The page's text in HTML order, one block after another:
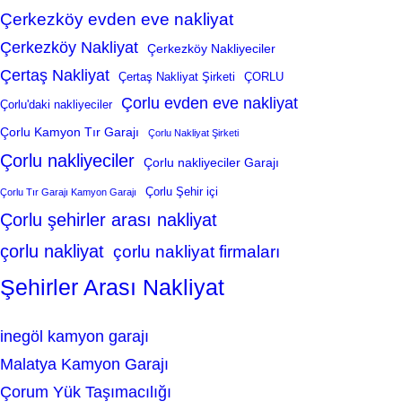
Çerkezköy evden eve nakliyat
Çerkezköy Nakliyat Çerkezköy Nakliyeciler
Çertaş Nakliyat Çertaş Nakliyat Şirketi ÇORLU
Çorlu'daki nakliyeciler Çorlu evden eve nakliyat
Çorlu Kamyon Tır Garajı Çorlu Nakliyat Şirketi
Çorlu nakliyeciler Çorlu nakliyeciler Garajı
Çorlu Tır Garajı Kamyon Garajı Çorlu Şehir içi
Çorlu şehirler arası nakliyat
çorlu nakliyat çorlu nakliyat firmaları
Şehirler Arası Nakliyat
inegöl kamyon garajı
Malatya Kamyon Garajı
Çorum Yük Taşımacılığı